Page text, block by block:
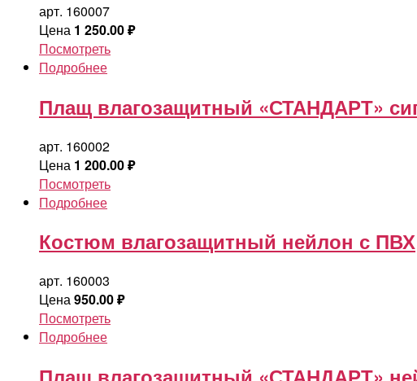
арт. 160007
Цена 1 250.00₽
Посмотреть
Подробнее
Плащ влагозащитный «СТАНДАРТ»
арт. 160002
Цена 1 200.00₽
Посмотреть
Подробнее
Костюм влагозащитный нейлон с ПВХ
арт. 160003
Цена950.00₽
Посмотреть
Подробнее